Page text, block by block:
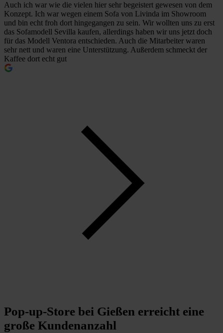
Auch ich war wie die vielen hier sehr begeistert gewesen von dem
Konzept. Ich war wegen einem Sofa von Livinda im Showroom
und bin echt froh dort hingegangen zu sein. Wir wollten uns zu erst
das Sofamodell Sevilla kaufen, allerdings haben wir uns jetzt doch
für das Modell Ventora entschieden. Auch die Mitarbeiter waren
sehr nett und waren eine Unterstützung. Außerdem schmeckt der
Kaffee dort echt gut
Pop-up-Store bei Gießen erreicht eine
große Kundenanzahl